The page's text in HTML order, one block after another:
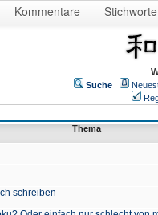
Kommentare Stichworte
Suche
Thema
schreiben